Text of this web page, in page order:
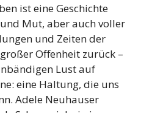
ist eine Geschichte
Mut, aber auch voller
und Zeiten der
Offenheit zurück –
Lust auf
eine Haltung, die uns
Adele Neuhauser